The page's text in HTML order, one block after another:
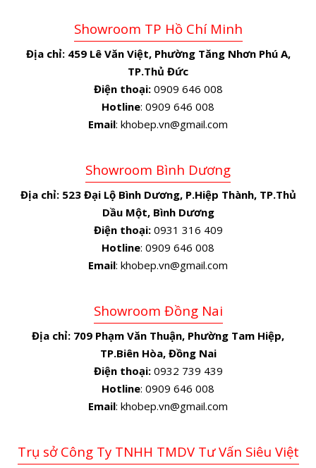
Showroom TP Hồ Chí Minh
Địa chỉ: 459 Lê Văn Việt, Phường Tăng Nhơn Phú A,
TP.Thủ Đức
Điện thoại:0909 646 008
Hotline: 0909 646 008
Email: khobep.vn@gmail.com
Showroom Bình Dương
Địa chỉ: 523 Đại Lộ Bình Dương, P.Hiệp Thành, TP.Thủ
Dầu Một, Bình Dương
Điện thoại:0931 316 409
Hotline: 0909 646 008
Email: khobep.vn@gmail.com
Showroom Đồng Nai
Địa chỉ: 709 Phạm Văn Thuận, Phường Tam Hiệp,
TP.Biên Hòa, Đồng Nai
Điện thoại:0932 739 439
Hotline: 0909 646 008
Email: khobep.vn@gmail.com
Trụ sở Công Ty TNHH TMDV Tư Vấn Siêu Việt